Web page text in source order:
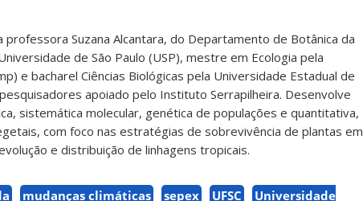
Suzana Alcantara, do Departamento de Botânica da
de São Paulo (USP), mestre em Ecologia pela
e bacharel Ciências Biológicas pela Universidade Estadual de
apoiado pelo Instituto Serrapilheira. Desenvolve
sistemática molecular, genética de populações e quantitativa,
com foco nas estratégias de sobrevivência de plantas em
e distribuição de linhagens tropicais.
mudanças climáticas sepex UFSC
Universidade